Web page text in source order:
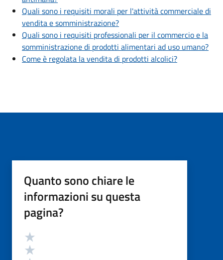
Quali sono i requisiti morali per l'attività commerciale di
vendita e somministrazione?
Quali sono i requisiti professionali per il commercio e la
somministrazione di prodotti alimentari ad uso umano?
Come è regolata la vendita di prodotti alcolici?
Quanto sono chiare le
informazioni su questa
pagina?
Valutazione